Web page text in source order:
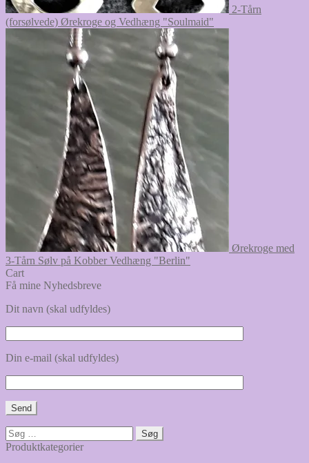
2-Tårn
(forsølvede) Ørekroge og Vedhæng "Soulmaid"
Ørekroge med
3-Tårn Sølv på Kobber Vedhæng "Berlin"
Cart
Få mine Nyhedsbreve
Dit navn (skal udfyldes)
Din e-mail (skal udfyldes)
Søg
efter:
Produktkategorier